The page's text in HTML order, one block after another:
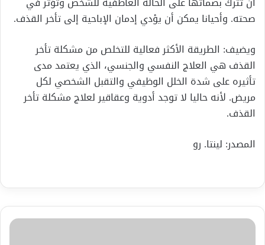
صحته. وأحيانا يمكن أن يؤدي إدمان الإباحية إلى تأخر القذف.
ويضيف: الطريقة الأكثر فعالية للتخلص من مشكلة تأخر
القذف هي العلاج النفسي والجنسي، الذي يعتمد مدى
تأثيره على شدة الخلل الوظيفي والتقبل الشخصي لكل
مريض. لأنه حاليا لا توجد أدوية وعقاقير لعلاج مشكلة تأخر
القذف.
المصدر: لينتا. رو
فوائد